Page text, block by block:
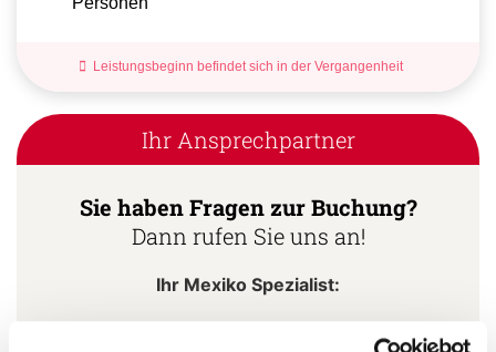
Leistungsbeginn befindet sich in der Vergangenheit
Ihr Ansprechpartner
Sie haben Fragen zur Buchung?
Dann rufen Sie uns an!
Ihr Mexiko Spezialist: